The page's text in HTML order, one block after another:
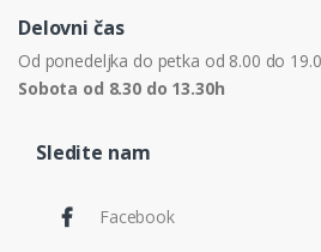
Delovni čas
Od ponedeljka do petka od 8.00 do
Sobota od 8.30 do 13.30h
Sledite nam
Facebook